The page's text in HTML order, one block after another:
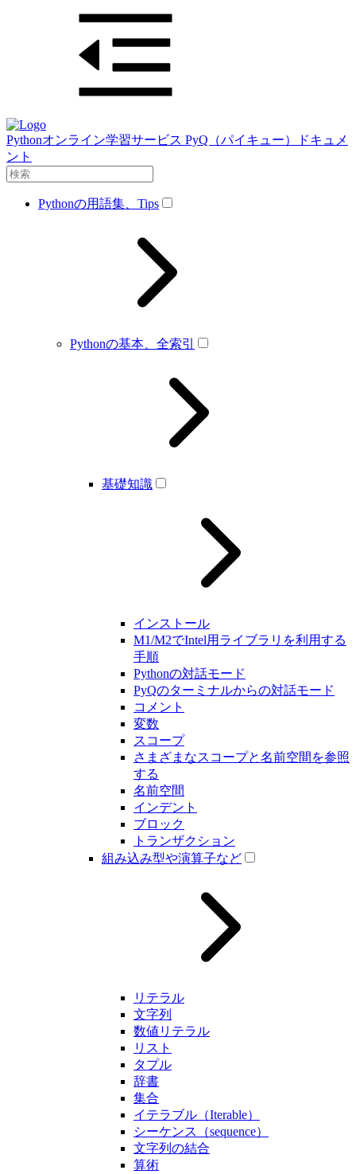
Pythonオンライン学習サービス PyQ（パイキュー）ドキュメ
ント
Pythonの用語集、Tips
Pythonの基本、全索引
基礎知識
インストール
M1/M2でIntel用ライブラリを利用する
手順
Pythonの対話モード
PyQのターミナルからの対話モード
コメント
変数
スコープ
さまざまなスコープと名前空間を参照
する
名前空間
インデント
ブロック
トランザクション
組み込み型や演算子など
リテラル
文字列
数値リテラル
リスト
タプル
辞書
集合
イテラブル（Iterable）
シーケンス（sequence）
文字列の結合
算術